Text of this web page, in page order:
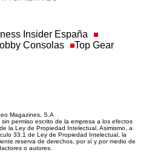
Insider España
Consolas Top Gear
Magazines, S.A
permiso escrito de la empresa a los efectos
la Ley de Propiedad Intelectual. Asimismo, a
33.1 de Ley de Propiedad Intelectual, la
reserva de derechos, por sí y por medio de
o autores.